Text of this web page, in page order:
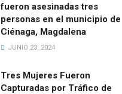
fueron asesinadas tres
personas en el municipio de
Ciénaga, Magdalena
JUNIO 23, 2024
Tres Mujeres Fueron
Capturadas por Tráfico de